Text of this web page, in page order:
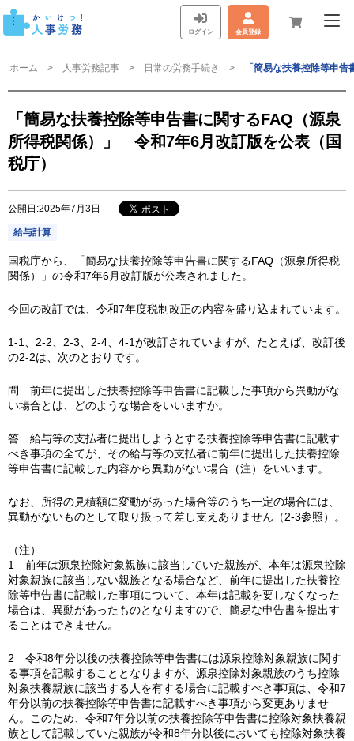
ログイン 会員登録
ホーム 人事労務記事 日常の労務手続き 「簡易な扶養控除等申
「簡易な扶養控除等申告書に関するFAQ（源泉
所得税関係）」 令和7年6月改訂版を公表（国
税庁）
公開日:2025年7月3日
給与計算
国税庁から、「簡易な扶養控除等申告書に関するFAQ（源泉所得税
関係）」の令和7年6月改訂版が公表されました。
今回の改訂では、令和7年度税制改正の内容を盛り込まれています。
1-1、2-2、2-3、2-4、4-1が改訂されていますが、たとえば、改訂後
の2-2は、次のとおりです。
問 前年に提出した扶養控除等申告書に記載した事項から異動がな
い場合とは、どのような場合をいいますか。
答 給与等の支払者に提出しようとする扶養控除等申告書に記載す
べき事項の全てが、その給与等の支払者に前年に提出した扶養控除
等申告書に記載した内容から異動がない場合（注）をいいます。
なお、所得の見積額に変動があった場合等のうち一定の場合には、
異動がないものとして取り扱って差し支えありません（2-3参照）。
（注）
1 前年は源泉控除対象親族に該当していた親族が、本年は源泉控除
対象親族に該当しない親族となる場合など、前年に提出した扶養控
除等申告書に記載した事項について、本年は記載を要しなくなった
場合は、異動があったものとなりますので、簡易な申告書を提出す
ることはできません。
2 令和8年分以後の扶養控除等申告書には源泉控除対象親族に関す
る事項を記載することとなりますが、源泉控除対象親族のうち控除
対象扶養親族に該当する人を有する場合に記載すべき事項は、令和7
年分以前の扶養控除等申告書に記載すべき事項から変更ありませ
ん。このため、令和7年分以前の扶養控除等申告書に控除対象扶養親
族として記載していた親族が令和8年分以後においても控除対象扶養